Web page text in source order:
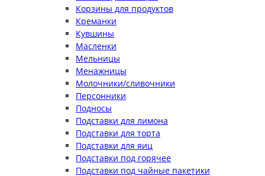
Корзины для продуктов
Креманки
Кувшины
Масленки
Мельницы
Менажницы
Молочники/сливочники
Персонники
Подносы
Подставки для лимона
Подставки для торта
Подставки для яиц
Подставки под горячее
Подставки под чайные пакетики